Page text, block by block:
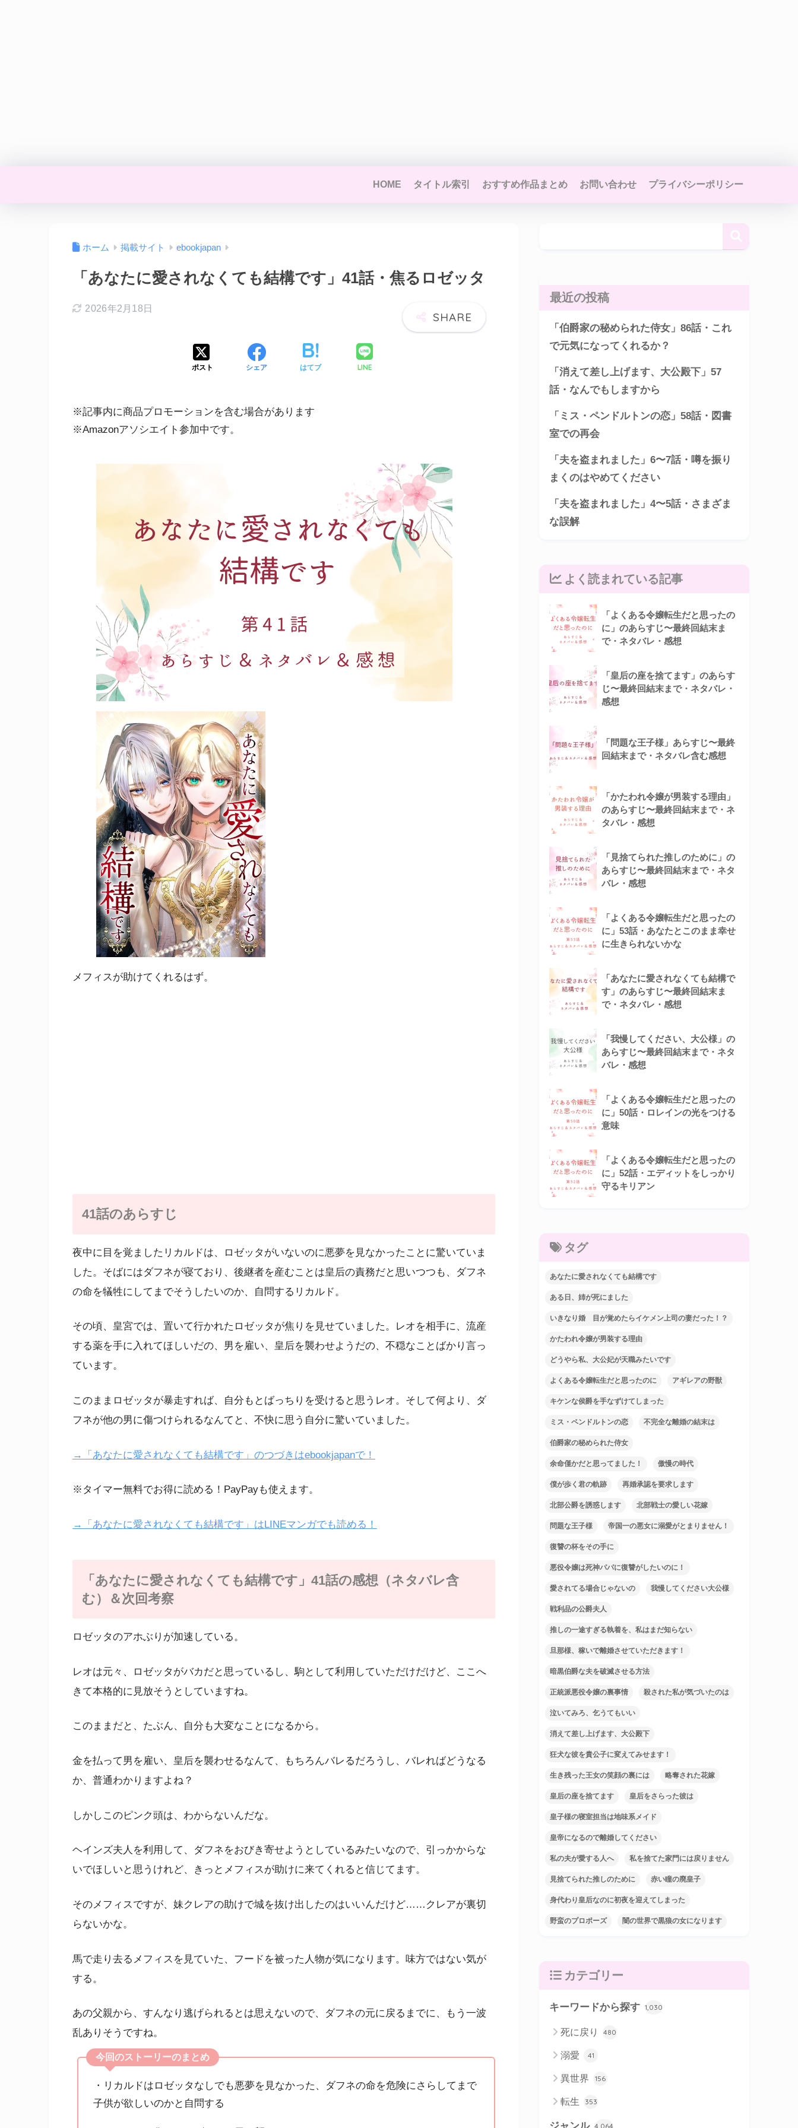
HOME タイトル索引 おすすめ作品まとめ お問い合わせ プライバシーポリシー
ホーム 掲載サイト ebookjapan
「あなたに愛されなくても結構です」41話・焦るロゼッタ
2026年2月18日
ポスト シェア はてブ LINE
※記事内に商品プロモーションを含む場合があります
※Amazonアソシエイト参加中です。
メフィスが助けてくれるはず。
41話のあらすじ
夜中に目を覚ましたリカルドは、ロゼッタがいないのに悪夢を見なかったことに驚いていま
した。そばにはダフネが寝ており、後継者を産むことは皇后の責務だと思いつつも、ダフネ
の命を犠牲にしてまでそうしたいのか、自問するリカルド。
その頃、皇宮では、置いて行かれたロゼッタが焦りを見せていました。レオを相手に、流産
する薬を手に入れてほしいだの、男を雇い、皇后を襲わせようだの、不穏なことばかり言っ
ています。
このままロゼッタが暴走すれば、自分もとばっちりを受けると思うレオ。そして何より、ダ
フネが他の男に傷つけられるなんてと、不快に思う自分に驚いていました。
→「あなたに愛されなくても結構です」のつづきはebookjapanで！
※タイマー無料でお得に読める！PayPayも使えます。
→「あなたに愛されなくても結構です」はLINEマンガでも読める！
「あなたに愛されなくても結構です」41話の感想（ネタバレ含
む）＆次回考察
ロゼッタのアホぶりが加速している。
レオは元々、ロゼッタがバカだと思っているし、駒として利用していただけだけど、ここへ
きて本格的に見放そうとしていますね。
このままだと、たぶん、自分も大変なことになるから。
金を払って男を雇い、皇后を襲わせるなんて、もちろんバレるだろうし、バレればどうなる
か、普通わかりますよね？
しかしこのピンク頭は、わからないんだな。
ヘインズ夫人を利用して、ダフネをおびき寄せようとしているみたいなので、引っかからな
いでほしいと思うけれど、きっとメフィスが助けに来てくれると信じてます。
そのメフィスですが、妹クレアの助けで城を抜け出したのはいいんだけど……クレアが裏切
らないかな。
馬で走り去るメフィスを見ていた、フードを被った人物が気になります。味方ではない気が
する。
あの父親から、すんなり逃げられるとは思えないので、ダフネの元に戻るまでに、もう一波
乱ありそうですね。
今回のストーリーのまとめ
・リカルドはロゼッタなしでも悪夢を見なかった、ダフネの命を危険にさらしてまで
子供が欲しいのかと自問する
最近の投稿
「伯爵家の秘められた侍女」86話・これ
で元気になってくれるか？
「消えて差し上げます、大公殿下」57
話・なんでもしますから
「ミス・ペンドルトンの恋」58話・図書
室での再会
「夫を盗まれました」6〜7話・噂を振り
まくのはやめてください
「夫を盗まれました」4〜5話・さまざま
な誤解
よく読まれている記事
「よくある令嬢転生だと思ったの
に」のあらすじ〜最終回結末ま
で・ネタバレ・感想
「皇后の座を捨てます」のあらす
じ〜最終回結末まで・ネタバレ・
感想
「問題な王子様」あらすじ〜最終
回結末まで・ネタバレ含む感想
「かたわれ令嬢が男装する理由」
のあらすじ〜最終回結末まで・ネ
タバレ・感想
「見捨てられた推しのために」の
あらすじ〜最終回結末まで・ネタ
バレ・感想
「よくある令嬢転生だと思ったの
に」53話・あなたとこのまま幸せ
に生きられないかな
「あなたに愛されなくても結構で
す」のあらすじ〜最終回結末ま
で・ネタバレ・感想
「我慢してください、大公様」の
あらすじ〜最終回結末まで・ネタ
バレ・感想
「よくある令嬢転生だと思ったの
に」50話・ロレインの光をつける
意味
「よくある令嬢転生だと思ったの
に」52話・エディットをしっかり
守るキリアン
タグ
あなたに愛されなくても結構です
ある日、姉が死にました
いきなり婚 目が覚めたらイケメン上司の妻だった！？
かたわれ令嬢が男装する理由
どうやら私、大公妃が天職みたいです
よくある令嬢転生だと思ったのに アギレアの野獣
キケンな侯爵を手なずけてしまった
ミス・ペンドルトンの恋 不完全な離婚の結末は
伯爵家の秘められた侍女
余命僅かだと思ってました！ 傲慢の時代
僕が歩く君の軌跡 再婚承認を要求します
北部公爵を誘惑します 北部戦士の愛しい花嫁
問題な王子様 帝国一の悪女に溺愛がとまりません！
復讐の杯をその手に
悪役令嬢は死神パパに復讐がしたいのに！
愛されてる場合じゃないの 我慢してください大公様
戦利品の公爵夫人
推しの一途すぎる執着を、私はまだ知らない
旦那様、稼いで離婚させていただきます！
暗黒伯爵な夫を破滅させる方法
正統派悪役令嬢の裏事情 殺された私が気づいたのは
泣いてみろ、乞うてもいい
消えて差し上げます、大公殿下
狂犬な彼を貴公子に変えてみせます！
生き残った王女の笑顔の裏には 略奪された花嫁
皇后の座を捨てます 皇后をさらった彼は
皇子様の寝室担当は地味系メイド
皇帝になるので離婚してください
私の夫が愛する人へ 私を捨てた家門には戻りません
見捨てられた推しのために 赤い瞳の廃皇子
身代わり皇后なのに初夜を迎えてしまった
野蛮のプロポーズ 闇の世界で黒狼の女になります
カテゴリー
キーワードから探す 1,030
死に戻り 480
溺愛 41
異世界 156
転生 353
ジャンル 4,064